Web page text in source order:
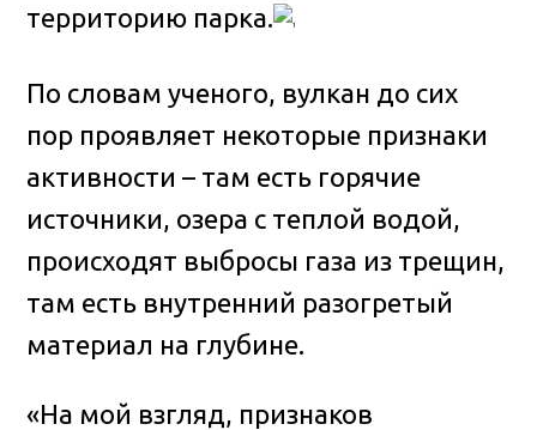
территорию парка.
По словам ученого, вулкан до сих
пор проявляет некоторые признаки
активности – там есть горячие
источники, озера с теплой водой,
происходят выбросы газа из трещин,
там есть внутренний разогретый
материал на глубине.
«На мой взгляд, признаков